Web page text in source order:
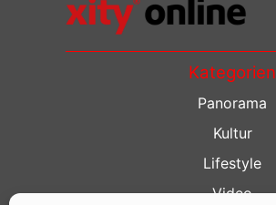
Kategorien
Panorama
Kultur
Lifestyle
Video